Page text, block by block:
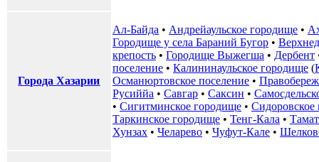
Города Хазарии
Ал-Байда • Андрейаульское городище •
Городище у села Бараний Бугор •
крепость • Городище Выжегша • Дербент
поселение • Калининаульское городище (
Османюртовское поселение •
Русиййа • Савгар • Саксин •
• Сигитминское городище • Сидоровское
Таркинское городище • Тенг-Кала •
Хунзах • Челарево • Чуфут-Кале •